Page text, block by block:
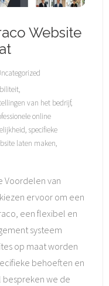
Website
,
van het bedrijf,
online
, specifieke
laten maken,
Voordelen van
ervoor om een
een flexibel en
systeem
op maat worden
behoeften en
bespreken we de